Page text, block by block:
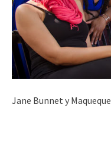
Jane Bunnet y Maqueque